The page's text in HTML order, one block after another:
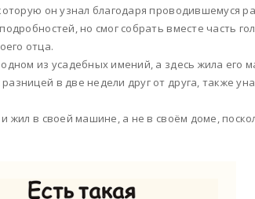
он узнал благодаря проводившемуся
но смог собрать вместе часть
отца.
из усадебных имений, а здесь жила его
в две недели друг от друга, также
жил в своей машине, а не в своём доме,